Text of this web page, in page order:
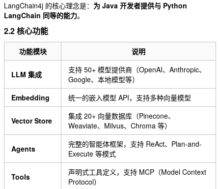
LangChain4j 的核心理念是： 为 Java 开发者提供与 Python
LangChain 同等的能力。
2.2 核心功能
功能模块 说明
LLM 集成
支持 50+ 模型提供商（OpenAI、Anthropic、
Google、本地模型等）
Embedding
统一的嵌入模型 API，支持多种向量模型
Vector Store
集成 20+ 向量数据库（Pinecone、
Weaviate、Milvus、Chroma 等）
Agents
完整的智能体框架，支持 ReAct、Plan-and-
Execute 等模式
Tools
声明式工具定义，支持 MCP（Model Context
Protocol）